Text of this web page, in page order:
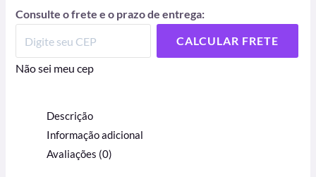
Consulte o frete e o prazo de entrega:
CALCULAR FRETE
Não sei meu cep
Descrição
Informação adicional
Avaliações (0)